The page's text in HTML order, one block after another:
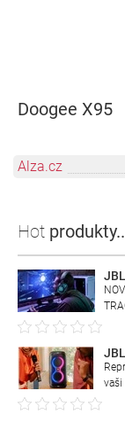
Doogee X95
Alza.cz
Hot
vaši